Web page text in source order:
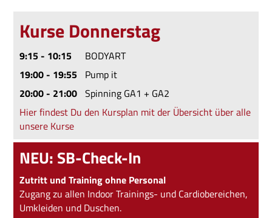
Kurse Donnerstag
9:15 - 10:15
BODYART
19:00 - 19:55 Pump it
20:00 - 21:00 Spinning GA1 + GA2
Hier findest Du den Kursplan mit der Übersicht über alle
unsere Kurse
NEU: SB-Check-In
Zutritt und Training ohne Personal
Zugang zu allen Indoor Trainings- und Cardiobereichen,
Umkleiden und Duschen.